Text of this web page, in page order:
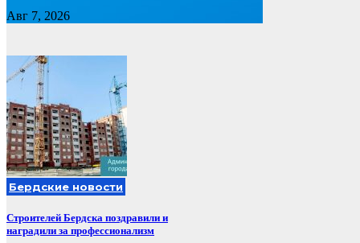
Авг 7, 2026
Бердские новости
Строителей Бердска поздравили и
наградили за профессионализм